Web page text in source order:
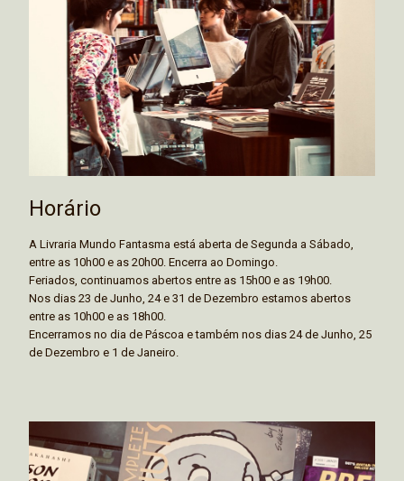
Horário
A Livraria Mundo Fantasma está aberta de Segunda a Sábado,
entre as 10h00 e as 20h00. Encerra ao Domingo.
Feriados, continuamos abertos entre as 15h00 e as 19h00.
Nos dias 23 de Junho, 24 e 31 de Dezembro estamos abertos
entre as 10h00 e as 18h00.
Encerramos no dia de Páscoa e também nos dias 24 de Junho, 25
de Dezembro e 1 de Janeiro.